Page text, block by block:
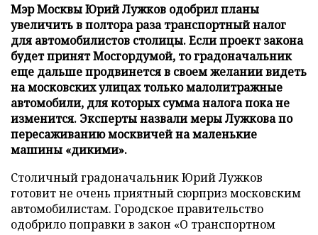
Мэр Москвы Юрий Лужков одобрил планы
увеличить в полтора раза транспортный налог
для автомобилистов столицы. Если проект закона
будет принят Мосгордумой, то градоначальник
еще дальше продвинется в своем желании видеть
на московских улицах только малолитражные
автомобили, для которых сумма налога пока не
изменится. Эксперты назвали меры Лужкова по
пересаживанию москвичей на маленькие
машины «дикими».
Столичный градоначальник Юрий Лужков
готовит не очень приятный сюрприз московским
автомобилистам. Городское правительство
одобрило поправки в закон «О транспортном